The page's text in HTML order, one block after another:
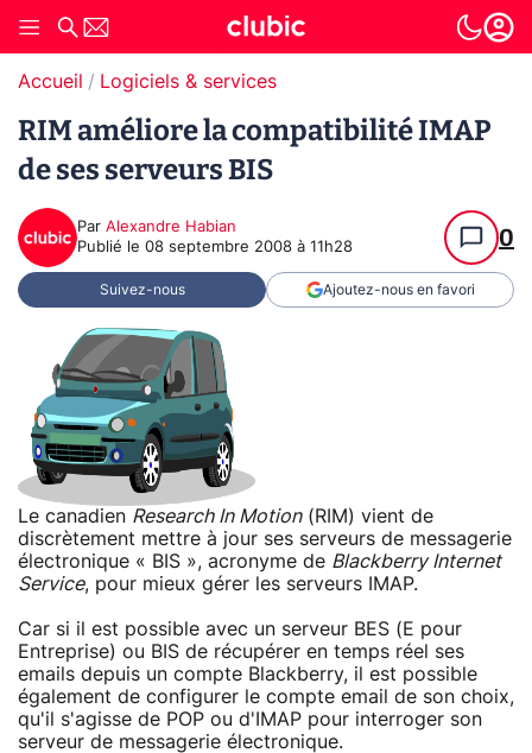
Accueil Logiciels & services
RIM améliore la compatibilité IMAP
de ses serveurs BIS
Par Alexandre Habian
Publié le 08 septembre 2008 à 11h28 0
Suivez-nous Ajoutez-nous en favori
Le canadien Research In Motion(RIM) vient de
discrètement mettre à jour ses serveurs de messagerie
électronique « BIS », acronyme de Blackberry Internet
Service, pour mieux gérer les serveurs IMAP.
Car si il est possible avec un serveur BES (E pour
Entreprise) ou BIS de récupérer en temps réel ses
emails depuis un compte Blackberry, il est possible
également de configurer le compte email de son choix,
qu'il s'agisse de POP ou d'IMAP pour interroger son
serveur de messagerie électronique.